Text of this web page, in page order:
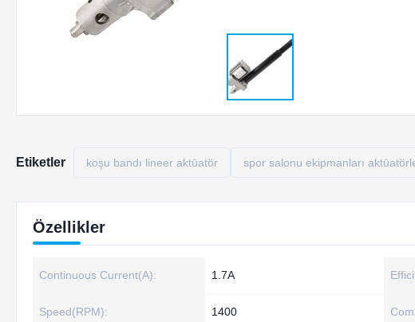
Etiketler koşu bandı lineer aktüatör spor salonu ekipmanları
Özellikler
Continuous Current(A): 1.7A
Speed(RPM): 1400